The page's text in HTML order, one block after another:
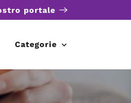
portale
Categorie